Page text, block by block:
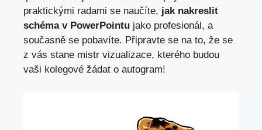
praktickými​ radami⁢ se naučíte, jak nakreslit
schéma v‌ PowerPointu jako profesionál, a
současně se pobavíte. Připravte se na to, že se
z vás stane⁣ mistr vizualizace, ‌kterého budou
vaši ⁤kolegové žádat o autogram!